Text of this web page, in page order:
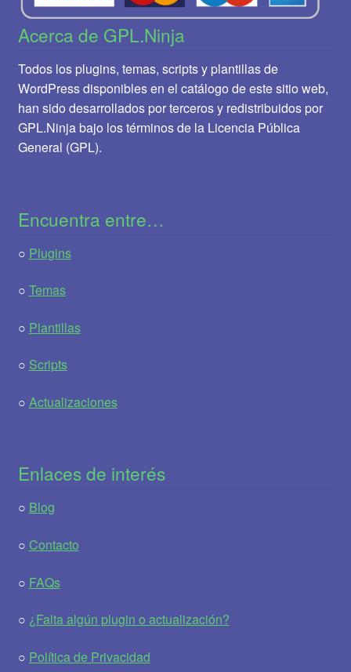
Acerca de GPL.Ninja
Todos los plugins, temas, scripts y plantillas de
WordPress disponibles en el catálogo de este sitio web,
han sido desarrollados por terceros y redistribuidos por
GPL.Ninja bajo los términos de la Licencia Pública
General (GPL).
Encuentra entre…
○ Plugins
○ Temas
○ Plantillas
○ Scripts
○ Actualizaciones
Enlaces de interés
○ Blog
○ Contacto
○ FAQs
○ ¿Falta algún plugin o actualización?
○ Política de Privacidad